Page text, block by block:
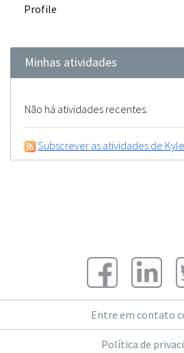
Profile
Minhas atividades
Não há atividades recentes.
Subscrever as atividades de
Entre em contato
Política de